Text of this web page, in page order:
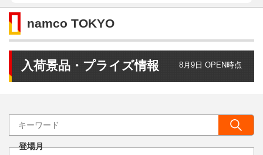
namco TOKYO
入荷景品・プライズ情報 8月9日 OPEN時点
登場月